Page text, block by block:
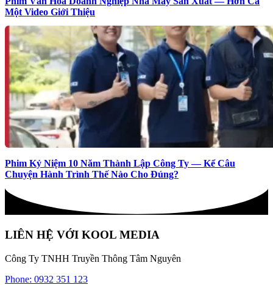
Một Video Giới Thiệu
Phim Kỷ Niệm 10 Năm Thành Lập Công Ty — Kể Câu
Chuyện Hành Trình Thế Nào Cho Đúng?
LIÊN HỆ VỚI KOOL MEDIA
Công Ty TNHH Truyền Thông Tâm Nguyên
Phone: 0932 351 123